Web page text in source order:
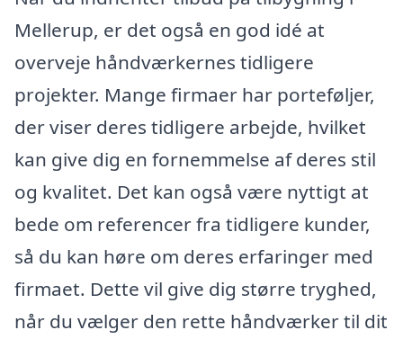
Mellerup, er det også en god idé at
overveje håndværkernes tidligere
projekter. Mange firmaer har porteføljer,
der viser deres tidligere arbejde, hvilket
kan give dig en fornemmelse af deres stil
og kvalitet. Det kan også være nyttigt at
bede om referencer fra tidligere kunder,
så du kan høre om deres erfaringer med
firmaet. Dette vil give dig større tryghed,
når du vælger den rette håndværker til dit